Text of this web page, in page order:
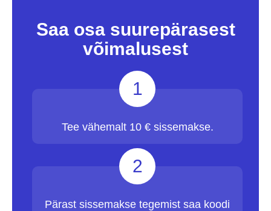
Saa osa suurepärasest
võimalusest
1
Tee vähemalt 10 € sissemakse.
2
Pärast sissemakse tegemist saa koodi